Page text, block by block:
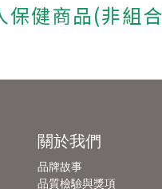
保健商品(非組
關於我們
品牌故事
品質檢驗與獎項